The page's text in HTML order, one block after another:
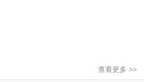
查看更多 >>